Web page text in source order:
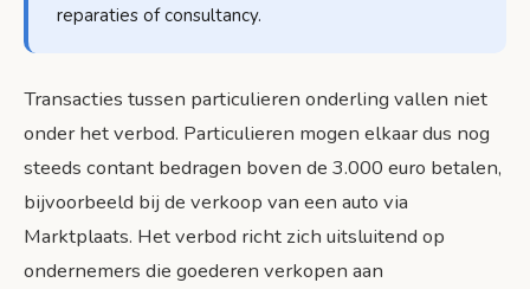
reparaties of consultancy.
Transacties tussen particulieren onderling vallen niet
onder het verbod. Particulieren mogen elkaar dus nog
steeds contant bedragen boven de 3.000 euro betalen,
bijvoorbeeld bij de verkoop van een auto via
Marktplaats. Het verbod richt zich uitsluitend op
ondernemers die goederen verkopen aan